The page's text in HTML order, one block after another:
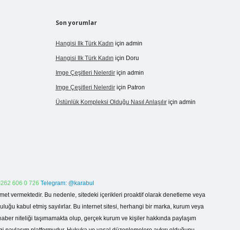
Son yorumlar
Hangisi Ilk Türk Kadın için admin
Hangisi Ilk Türk Kadın için Doru
Imge Çeşitleri Nelerdiriçin admin
Imge Çeşitleri Nelerdiriçin Patron
Üstünlük Kompleksi Olduğu Nasıl Anlaşılıriçin admin
606 0 726 Telegram: @karabul
vermektedir. Bu nedenle, sitedeki içerikleri proaktif olarak denetleme veya
kabul etmiş sayılırlar. Bu internet sitesi, herhangi bir marka, kurum veya
niteliği taşımamakta olup, gerçek kurum ve kişiler hakkında paylaşım